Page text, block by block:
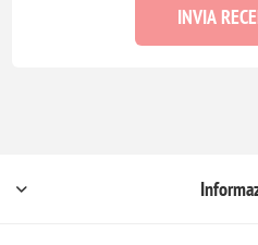
INVIA